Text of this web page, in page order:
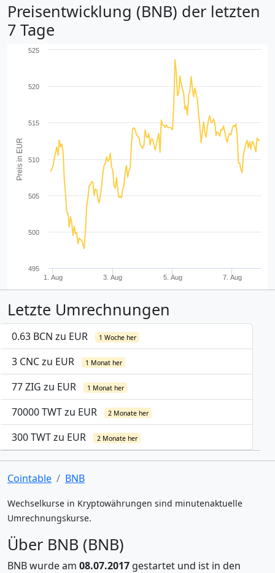
Preisentwicklung (BNB) der letzten
7 Tage
Preis in EUR
1. Aug 3. Aug 5. Aug 7. Aug
495
500
505
510
515
520
525
Letzte Umrechnungen
0.63 BCN zu EUR 1 Woche her
3 CNC zu EUR 1 Monat her
77 ZIG zu EUR 1 Monat her
70000 TWT zu EUR 2 Monate her
300 TWT zu EUR 2 Monate her
Cointable BNB
Wechselkurse in Kryptowährungen sind minutenaktuelle
Umrechnungskurse.
Über BNB (BNB)
BNB wurde am 08.07.2017 gestartet und ist in den